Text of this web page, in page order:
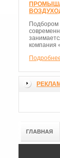
Подбором
компания
ГЛАВНАЯ